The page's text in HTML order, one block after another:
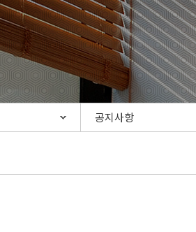
공지사항